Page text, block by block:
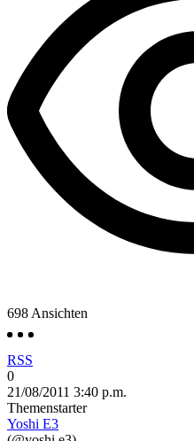
698 Ansichten
RSS
0
21/08/2011 3:40 p.m.
Themenstarter
Yoshi E3